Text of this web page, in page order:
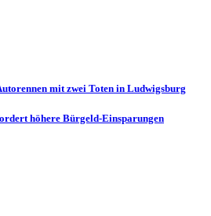
mit zwei Toten in Ludwigsburg
höhere Bürgeld-Einsparungen